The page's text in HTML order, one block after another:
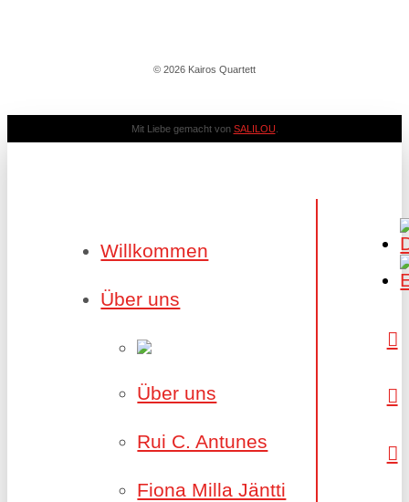
© 2026 Kairos Quartett
Mit Liebe gemacht von SALILOU
Willkommen
Über uns
Über uns
Rui C. Antunes
Fiona Milla Jäntti